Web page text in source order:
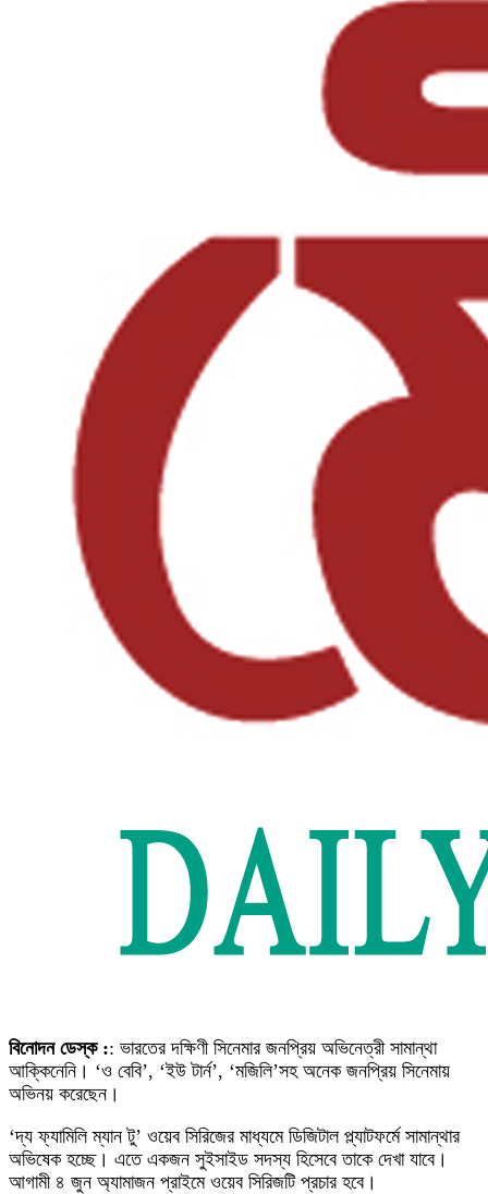
বিনোদন ডেস্ক :: ভারতের দক্ষিণী সিনেমার জনপ্রিয় অভিনেত্রী সামান্থা
আক্কিনেনি। ‘ও বেবি’, ‘ইউ টার্ন’, ‘মজিলি’সহ অনেক জনপ্রিয় সিনেমায়
অভিনয় করেছেন।
‘দ্য ফ্যামিলি ম্যান টু’ ওয়েব সিরিজের মাধ্যমে ডিজিটাল প্ল্যাটফর্মে সামান্থার
অভিষেক হচ্ছে। এতে একজন সুইসাইড সদস্য হিসেবে তাকে দেখা যাবে।
আগামী ৪ জুন অ্যামাজন প্রাইমে ওয়েব সিরিজটি প্রচার হবে।